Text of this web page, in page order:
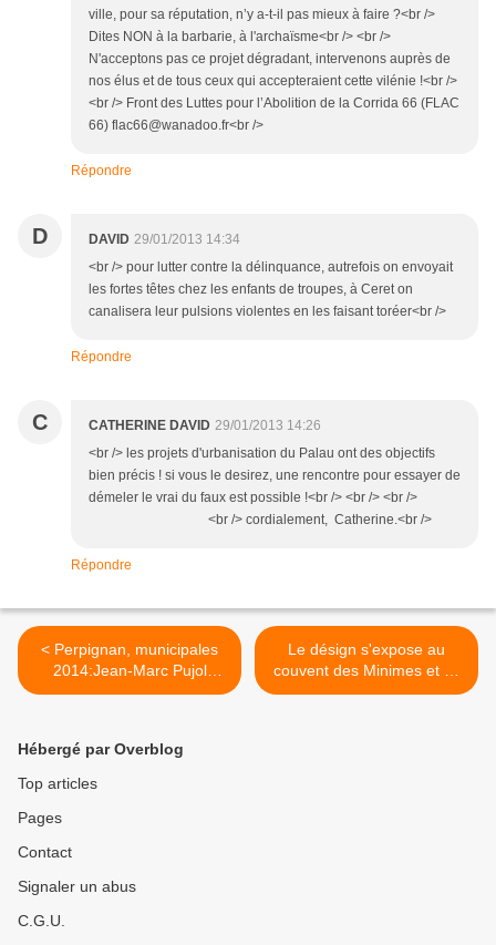
ville, pour sa réputation, n’y a-t-il pas mieux à faire ?<br />
Dites NON à la barbarie, à l'archaïsme<br /> <br />
N'acceptons pas ce projet dégradant, intervenons auprès de
nos élus et de tous ceux qui accepteraient cette vilénie !<br />
<br /> Front des Luttes pour l’Abolition de la Corrida 66 (FLAC
66) flac66@wanadoo.fr<br />
Répondre
D DAVID 29/01/2013 14:34
<br /> pour lutter contre la délinquance, autrefois on envoyait
les fortes têtes chez les enfants de troupes, à Ceret on
canalisera leur pulsions violentes en les faisant toréer<br />
Répondre
C CATHERINE DAVID 29/01/2013 14:26
<br /> les projets d'urbanisation du Palau ont des objectifs
bien précis ! si vous le desirez, une rencontre pour essayer de
démeler le vrai du faux est possible !<br /> <br /> <br />
<br /> cordialement, Catherine.<br />
Répondre
< Perpignan, municipales
2014:Jean-Marc Pujol
manifeste contre le mariage
accorde l'étiquette UMP !
par Nicolas Caudeville
Le désign s'expose au
couvent des Minimes et ça
fait le buzz! interview
Hébergé par Overblog
Top articles
Pages
Contact
Signaler un abus
C.G.U.